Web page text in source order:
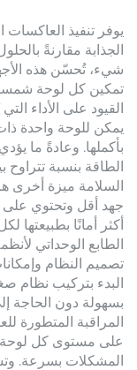
يوفر تنفيذ العاكسات
الجذابة مقارنةً
شيء، تُحسّن هذه
تمكين كل لوحة
القيود على الأداء
يمكن للوحة واحدة
بأكملها. وعادةً ما
السلامة ميزة أخرى
جهد أقل وتحتوي على
أكثر أمانًا بطبيعتها
الطابع الوحداتي
تصميم النظام
البدء بتركيب نظام
بسهولة دون الحاجة
المراقبة المتطورة
على مستوى كل لوحة،
المشكلات بسرعة.